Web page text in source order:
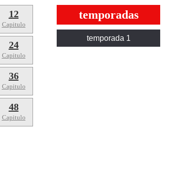
temporadas
temporada 1
12
Capitulo
24
Capitulo
36
Capitulo
48
Capitulo